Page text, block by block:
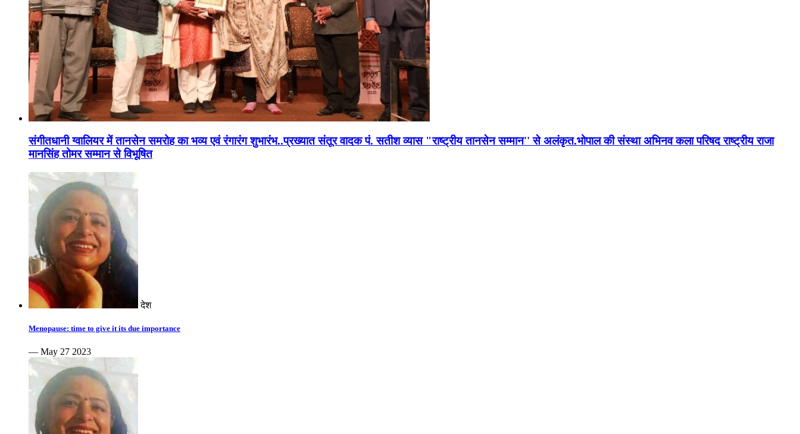
संगीतधानी ग्वालियर में तानसेन समरोह का भव्य एवं रंगारंग शुभारंभ..प्रख्यात संतूर वादक पं. सतीश व्यास "राष्ट्रीय तानसेन सम्मान'' से अलंकृत.भोपाल की संस्था अभिनव कला परिषद राष्ट्रीय राजा
मानसिंह तोमर सम्मान से विभूषित
देश
Menopause: time to give it its due importance
— May 27 2023